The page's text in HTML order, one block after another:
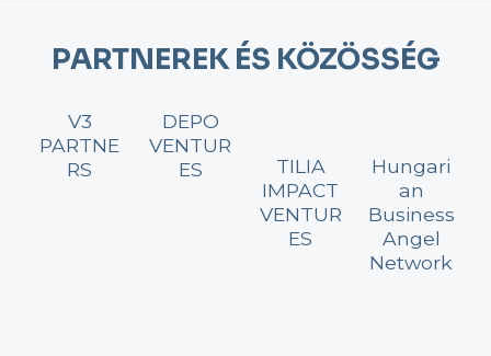
PARTNEREK ÉS KÖZÖSSÉG
V3
PARTNE
RS
DEPO
VENTUR
ES
TILIA
IMPACT
VENTUR
ES
Hungari
an
Business
Angel
Network